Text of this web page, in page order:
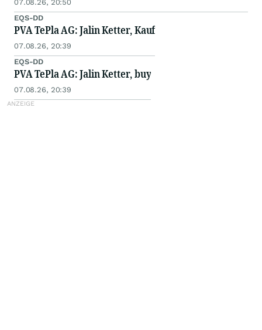
07.08.26, 20:50
EQS-DD
PVA TePla AG: Jalin Ketter, Kauf
07.08.26, 20:39
EQS-DD
PVA TePla AG: Jalin Ketter, buy
07.08.26, 20:39